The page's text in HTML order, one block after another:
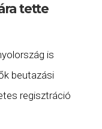
tette
is
beutazási
regisztráció